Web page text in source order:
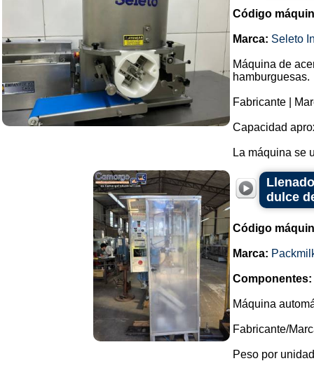
Código
Marca: Seleto
Máquina de
hamburguesas.
Fabricante |
Capacidad
La máquina se
dulce
Código
Marca:
Componentes:
Máquina
Fabricante/
Peso por